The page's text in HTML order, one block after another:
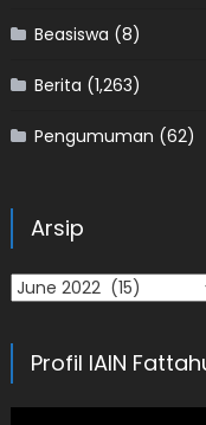
Beasiswa (8)
Berita (1,263)
Pengumuman (62)
Arsip
Arsip
Profil IAIN